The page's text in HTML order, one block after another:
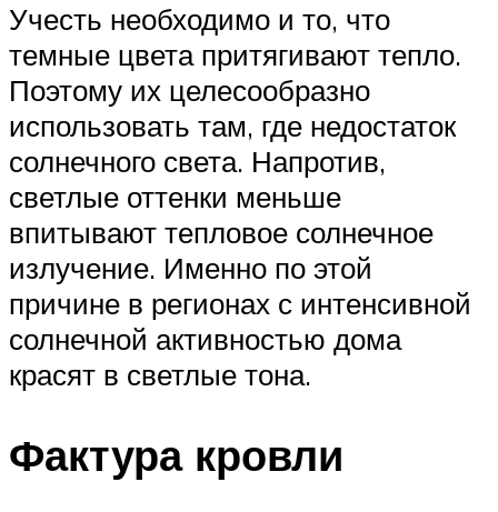
Учесть необходимо и то, что
темные цвета притягивают тепло.
Поэтому их целесообразно
использовать там, где недостаток
солнечного света. Напротив,
светлые оттенки меньше
впитывают тепловое солнечное
излучение. Именно по этой
причине в регионах с интенсивной
солнечной активностью дома
красят в светлые тона.
Фактура кровли